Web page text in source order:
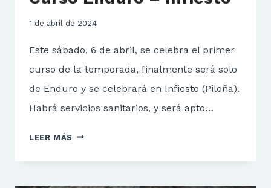
1 de abril de 2024
Este sábado, 6 de abril, se celebra el primer
curso de la temporada, finalmente será solo
de Enduro y se celebrará en Infiesto (Piloña).
Habrá servicios sanitarios, y será apto…
LEER MÁS CURSO
–